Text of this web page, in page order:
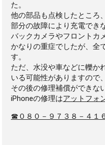
た。
他の部品も点検したところ
部分の故障により充電でき
バックカメラやフロントカ
かなりの重症でしたが、全
す。
ただ、水没や車などに轢か
いる可能性がありますので、
その後の修理補償ができな
iPhoneの修理はアットフォ
☎０８０－９７３８－４１